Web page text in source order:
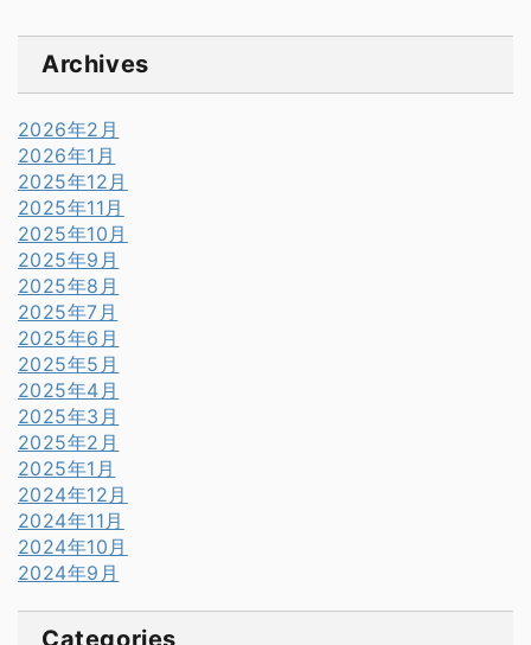
Archives
2026年2月
2026年1月
2025年12月
2025年11月
2025年10月
2025年9月
2025年8月
2025年7月
2025年6月
2025年5月
2025年4月
2025年3月
2025年2月
2025年1月
2024年12月
2024年11月
2024年10月
2024年9月